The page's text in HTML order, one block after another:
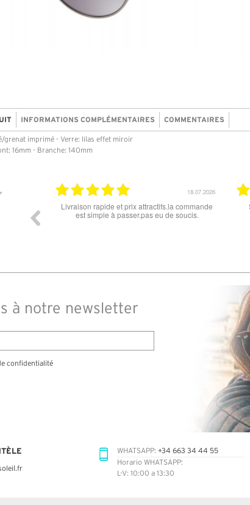
INFORMATIONS COMPLÉMENTAIRES COMMENTAIRES
grenat imprimé - Verre: lilas effet miroir
16mm - Branche: 140mm
stocks
J'ai
sous 7 à
aux avis
15.06.2026
tout est parfait , que ce soit le produit commandé
ou la livraison . merci
à notre newsletter
confidentialité
WHATSAPP: +34 663 34 44 55
Horario WHATSAPP:
L-V: 10:00 a 13:30